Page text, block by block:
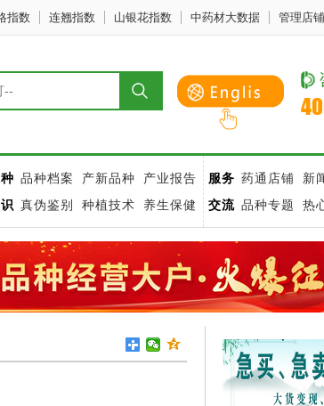
指数 连翘指数 山银花指数 中药材大数据 管理店铺
品种档案 产新品种
产业报告
真伪鉴别 种植技术 养生保健
服务 药通店铺 新
交流 品种专题 热